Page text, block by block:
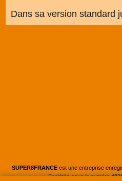
Dans sa version standard
SUPER8FRANCE est une entreprise
Sociétés sous le numéro